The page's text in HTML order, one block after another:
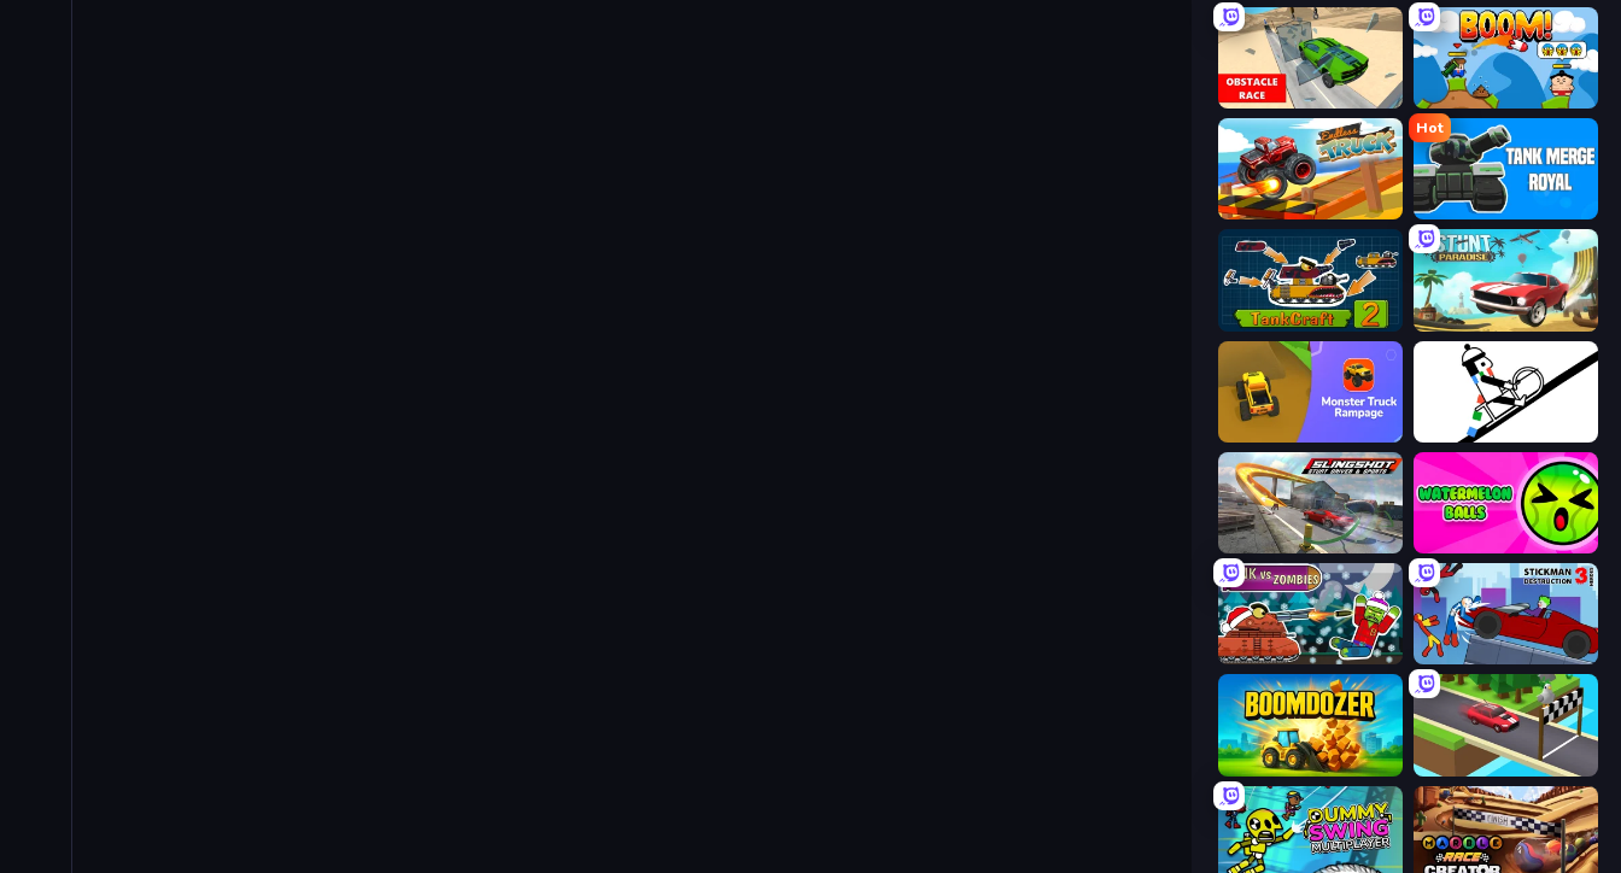
Obstacle Race: Destroying Simulator! Boom!
Endless Truck
Hot
Tank Merge Royal
TankCraft 2 Stunt Paradise
Monster Truck Rampage Line Rider
Slingshot Stunt Driver & Sport Watermelon Balls
Tanks vs Zombies: Tank Battle Stickman Destruction 3 Heroes
Boomdozer Island Racer